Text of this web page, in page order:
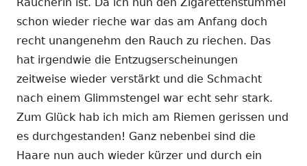
schon wieder rieche war das am Anfang doch
recht unangenehm den Rauch zu riechen. Das
hat irgendwie die Entzugserscheinungen
zeitweise wieder verstärkt und die Schmacht
nach einem Glimmstengel war echt sehr stark.
Zum Glück hab ich mich am Riemen gerissen und
es durchgestanden! Ganz nebenbei sind die
Haare nun auch wieder kürzer und durch ein